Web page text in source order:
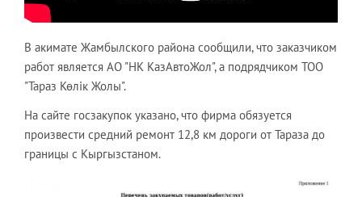
В акимате Жамбылского района сообщили, что заказчиком
работ является АО "НК КазАвтоЖол", а подрядчиком ТОО
"Тараз Көлік Жолы".
На сайте госзакупок указано, что фирма обязуется
произвести средний ремонт 12,8 км дороги от Тараза до
границы с Кыргызстаном.